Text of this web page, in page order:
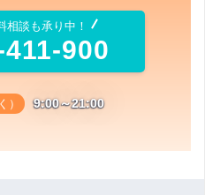
相談も承り中！
900
） 9:00～21:00